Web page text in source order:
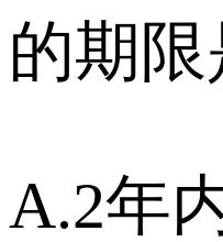
的期限
A.2年